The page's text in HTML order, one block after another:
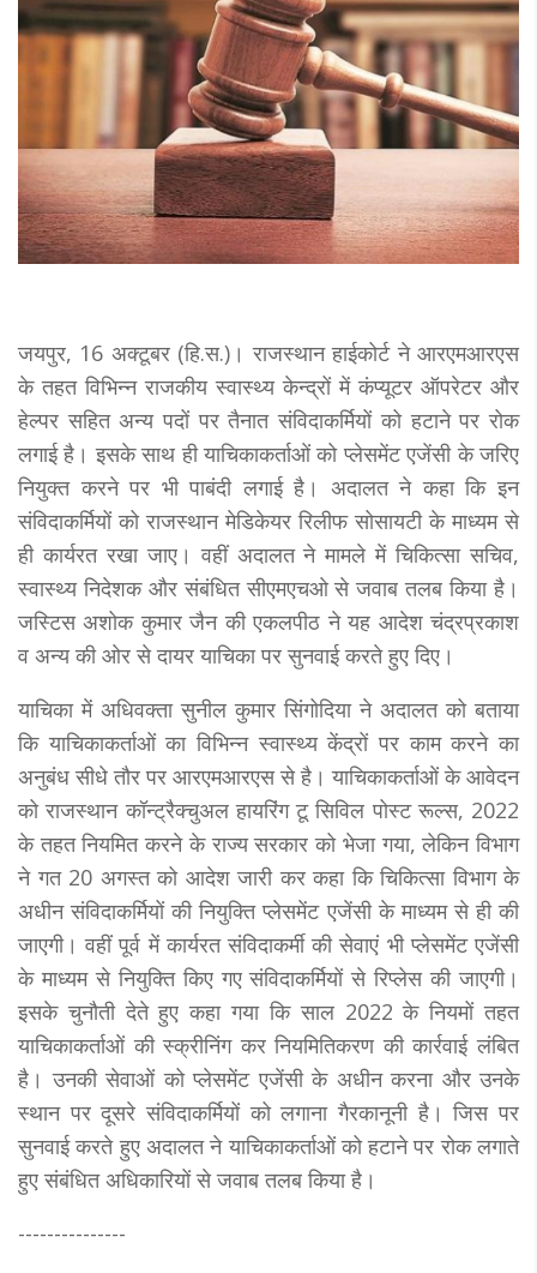
जयपुर, 16 अक्टूबर (हि.स.)। राजस्थान हाईकोर्ट ने आरएमआरएस
के तहत विभिन्न राजकीय स्वास्थ्य केन्द्रों में कंप्यूटर ऑपरेटर और
हेल्पर सहित अन्य पदों पर तैनात संविदाकर्मियों को हटाने पर रोक
लगाई है। इसके साथ ही याचिकाकर्ताओं को प्लेसमेंट एजेंसी के जरिए
नियुक्त करने पर भी पाबंदी लगाई है। अदालत ने कहा कि इन
संविदाकर्मियों को राजस्थान मेडिकेयर रिलीफ सोसायटी के माध्यम से
ही कार्यरत रखा जाए। वहीं अदालत ने मामले में चिकित्सा सचिव,
स्वास्थ्य निदेशक और संबंधित सीएमएचओ से जवाब तलब किया है।
जस्टिस अशोक कुमार जैन की एकलपीठ ने यह आदेश चंद्रप्रकाश
व अन्य की ओर से दायर याचिका पर सुनवाई करते हुए दिए।
याचिका में अधिवक्ता सुनील कुमार सिंगोदिया ने अदालत को बताया
कि याचिकाकर्ताओं का विभिन्न स्वास्थ्य केंद्रों पर काम करने का
अनुबंध सीधे तौर पर आरएमआरएस से है। याचिकाकर्ताओं के आवेदन
को राजस्थान कॉन्ट्रैक्चुअल हायरिंग टू सिविल पोस्ट रूल्स, 2022
के तहत नियमित करने के राज्य सरकार को भेजा गया, लेकिन विभाग
ने गत 20 अगस्त को आदेश जारी कर कहा कि चिकित्सा विभाग के
अधीन संविदाकर्मियों की नियुक्ति प्लेसमेंट एजेंसी के माध्यम से ही की
जाएगी। वहीं पूर्व में कार्यरत संविदाकर्मी की सेवाएं भी प्लेसमेंट एजेंसी
के माध्यम से नियुक्ति किए गए संविदाकर्मियों से रिप्लेस की जाएगी।
इसके चुनौती देते हुए कहा गया कि साल 2022 के नियमों तहत
याचिकाकर्ताओं की स्क्रीनिंग कर नियमितिकरण की कार्रवाई लंबित
है। उनकी सेवाओं को प्लेसमेंट एजेंसी के अधीन करना और उनके
स्थान पर दूसरे संविदाकर्मियों को लगाना गैरकानूनी है। जिस पर
सुनवाई करते हुए अदालत ने याचिकाकर्ताओं को हटाने पर रोक लगाते
हुए संबंधित अधिकारियों से जवाब तलब किया है।
---------------